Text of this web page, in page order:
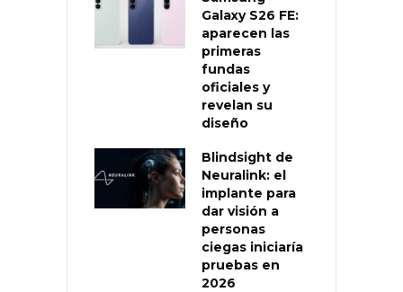
Galaxy S26 FE:
aparecen las
primeras
fundas
oficiales y
revelan su
diseño
Blindsight de
Neuralink: el
implante para
dar visión a
personas
ciegas iniciaría
pruebas en
2026